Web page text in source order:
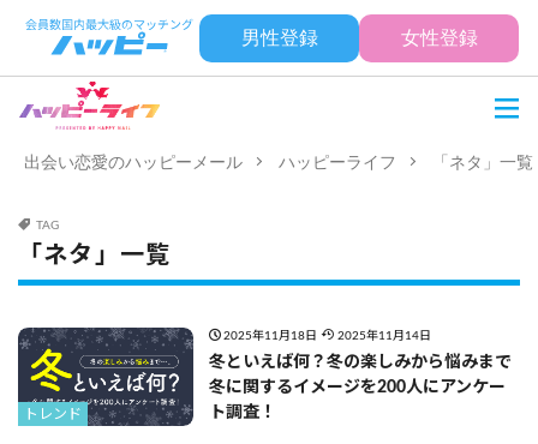
男性登録 女性登録
出会い恋愛のハッピーメール ハッピーライフ 「ネタ」一覧
TAG
「ネタ」一覧
トレンド
2025年11月18日 2025年11月14日
冬といえば何？冬の楽しみから悩みまで
冬に関するイメージを200人にアンケー
ト調査！